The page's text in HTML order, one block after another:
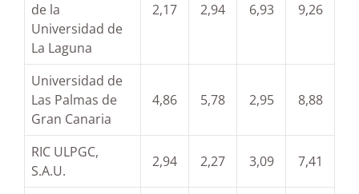
de la
Universidad de
La Laguna
2,17 2,94 6,93 9,26
Universidad de
Las Palmas de
Gran Canaria
4,86 5,78 2,95 8,88
RIC ULPGC,
S.A.U.
2,94 2,27 3,09 7,41